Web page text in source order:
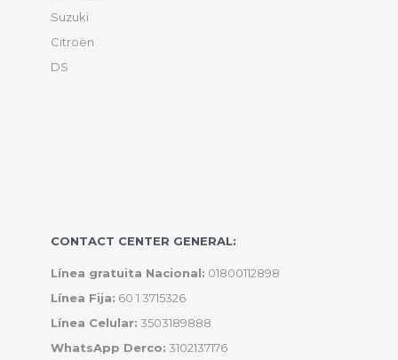
Suzuki
Citroën
DS
CONTACT CENTER GENERAL:
Línea gratuita Nacional: 01800112898
Línea Fija: 60 1 3715326
Línea Celular: 3503189888
WhatsApp Derco: 3102137176